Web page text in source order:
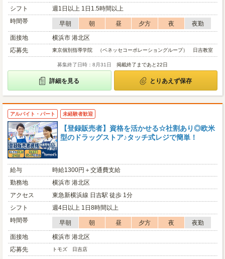
シフト
週1日以上 1日1.5時間以上
時間帯
早朝 朝 昼 夕方 夜
夜勤
面接地
横浜市 港北区
応募先
東京個別指導学院 （ベネッセコーポレーショングループ） 日吉教室
募集終了日時：8月31日 掲載終了まであと22日
詳細を見る とりあえず保存
アルバイト・パート 未経験者歓迎
【登録販売者】資格を活かせる☆社割あり◎欧米
型のドラッグストア♪タッチ式レジで簡単！
給与
時給1300円＋交通費支給
勤務地
横浜市 港北区
アクセス
東急新横浜線 日吉駅 徒歩 1分
シフト
週4日以上 1日8時間以上
時間帯
早朝 朝 昼 夕方 夜
夜勤
面接地
横浜市 港北区
応募先
トモズ 日吉店